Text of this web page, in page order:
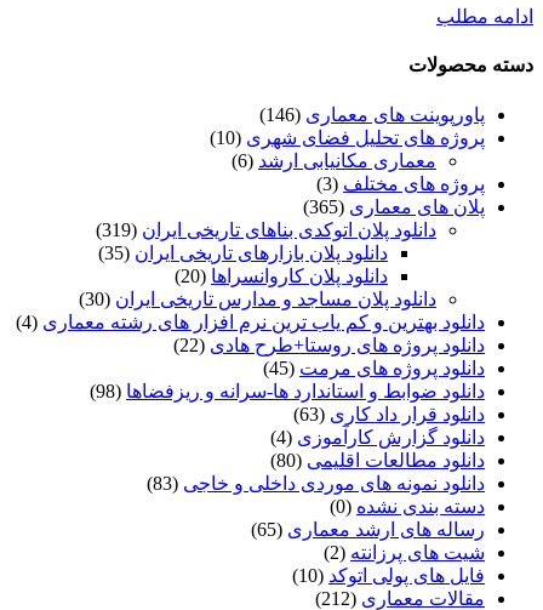
ادامه مطلب
دسته محصولات
پاورپوینت های معماری (146)
پروژه های تحلیل فضای شهری (10)
معماری مکانیابی ارشد (6)
پروژه های مختلف (3)
پلان های معماری (365)
دانلود پلان اتوکدی بناهای تاریخی ایران (319)
دانلود پلان بازارهای تاریخی ایران (35)
دانلود پلان کاروانسراها (20)
دانلود پلان مساجد و مدارس تاریخی ایران (30)
دانلود بهترین و کم یاب ترین نرم افزار های رشته معماری (4)
دانلود پروژه های روستا+طرح هادی (22)
دانلود پروژه های مرمت (45)
دانلود ضوابط و استاندارد ها-سرانه و ریزفضاها (98)
دانلود قرار داد کاری (63)
دانلود گزارش کارآموزی (4)
دانلود مطالعات اقلیمی (80)
دانلود نمونه های موردی داخلی و خاجی (83)
دسته بندی نشده (0)
رساله های ارشد معماری (65)
شیت های پرزانته (2)
فایل های پولی اتوکد (10)
مقالات معماری (212)